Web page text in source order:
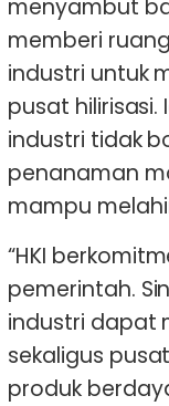
menyambut
memberi
industri untuk
pusat hilirisasi.
industri tidak
penanaman
mampu
“HKI
pemerintah.
industri dapat
sekaligus
produk